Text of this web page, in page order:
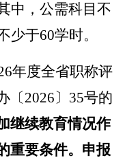
中，公需科目不
少于60学时。
年度全省职称评
〔2026〕 35号的
继续教育情况作
重要条件。申报